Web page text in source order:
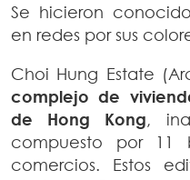
Se hicieron
en redes por sus
Choi Hung Estate
complejo de
de Hong Kong,
compuesto por 11
comercios. Estos